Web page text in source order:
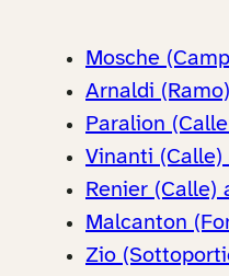
Mosche
Arnaldi
Paralion
Vinanti (Calle)
Renier (Calle)
Malcanton
Zio